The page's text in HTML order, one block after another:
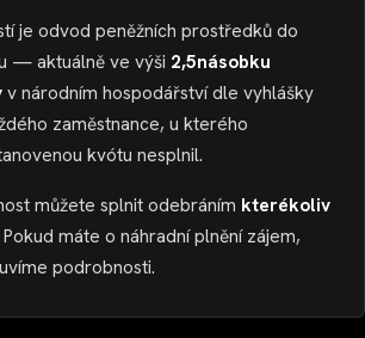
je odvod peněžních prostředků do
— aktuálně ve výši 2,5násobku
v národním hospodářství dle vyhlášky
zaměstnance, u kterého
kvótu nesplnil.
můžete splnit odebráním kterékoliv
Pokud máte o náhradní plnění zájem,
podrobnosti.